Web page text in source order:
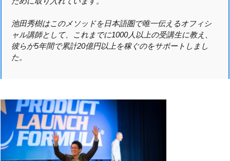
池田秀樹はこのメソッドを日本語圏で唯一伝えるオフィシ
ャル講師として、これまでに1000人以上の受講生に教え、
彼らが5年間で累計20億円以上を稼ぐのをサポートしまし
た。